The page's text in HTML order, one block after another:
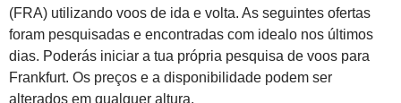
(FRA) utilizando voos de ida e volta. As seguintes ofertas
foram pesquisadas e encontradas com idealo nos últimos
dias. Poderás iniciar a tua própria pesquisa de voos para
Frankfurt. Os preços e a disponibilidade podem ser
alterados em qualquer altura.